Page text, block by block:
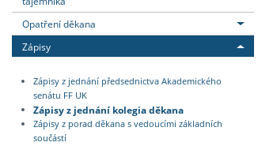
Opatření děkana
Zápisy
Zápisy z jednání předsednictva Akademického
senátu FF UK
Zápisy z jednání kolegia děkana
Zápisy z porad děkana s vedoucími základních
součástí